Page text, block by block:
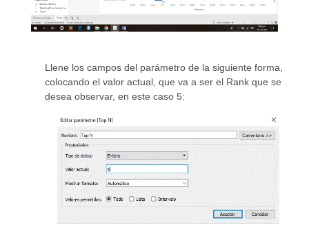
Llene los campos del parámetro de la siguiente forma,
colocando el valor actual, que va a ser el Rank que se
desea observar, en este caso 5: